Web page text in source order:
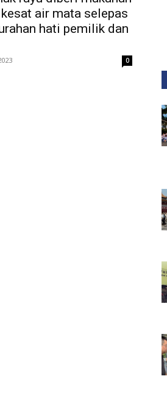
air mata selepas
hati pemilik dan
0